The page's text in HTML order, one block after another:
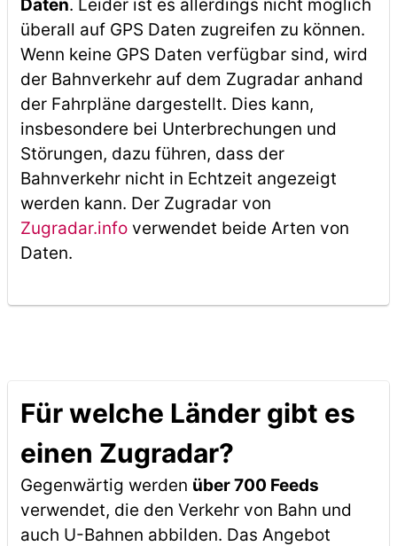
Daten. Leider ist es allerdings nicht möglich
überall auf GPS Daten zugreifen zu können.
Wenn keine GPS Daten verfügbar sind, wird
der Bahnverkehr auf dem Zugradar anhand
der Fahrpläne dargestellt. Dies kann,
insbesondere bei Unterbrechungen und
Störungen, dazu führen, dass der
Bahnverkehr nicht in Echtzeit angezeigt
werden kann. Der Zugradar von
Zugradar.infoverwendet beide Arten von
Daten.
Für welche Länder gibt es
einen Zugradar?
Gegenwärtig werden über 700 Feeds
verwendet, die den Verkehr von Bahn und
auch U-Bahnen abbilden. Das Angebot